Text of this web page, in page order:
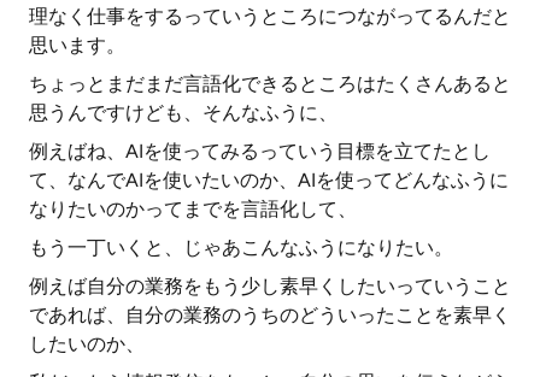
理なく仕事をするっていうところにつながってるんだと
思います。
ちょっとまだまだ言語化できるところはたくさんあると
思うんですけども、そんなふうに、
例えばね、AIを使ってみるっていう目標を立てたとし
て、なんでAIを使いたいのか、AIを使ってどんなふうに
なりたいのかってまでを言語化して、
もう一丁いくと、じゃあこんなふうになりたい。
例えば自分の業務をもう少し素早くしたいっていうこと
であれば、自分の業務のうちのどういったことを素早く
したいのか、